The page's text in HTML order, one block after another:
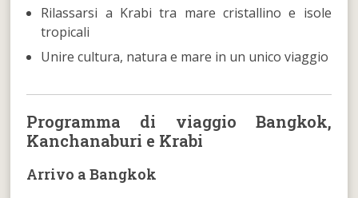
Rilassarsi a Krabi tra mare cristallino e isole
tropicali
Unire cultura, natura e mare in un unico viaggio
Programma di viaggio Bangkok,
Kanchanaburi e Krabi
Arrivo a Bangkok